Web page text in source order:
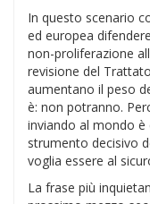
In questo scenario
ed europea
non-proliferazione
revisione del
aumentano il peso
è: non potranno.
inviando al mondo è
strumento decisivo
voglia essere al
La frase più